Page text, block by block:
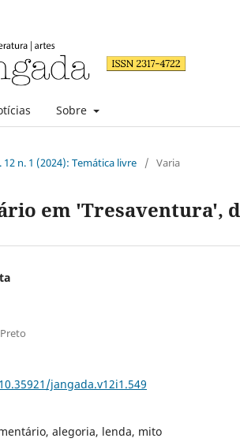
Sobre
12 n. 1 (2024): Temática livre / Varia
em 'Tresaventura',
jangada.v12i1.549
alegoria, lenda, mito